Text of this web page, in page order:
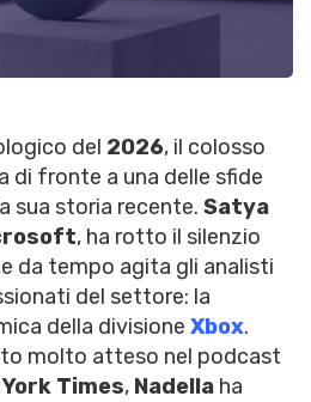
del 2026, il colosso
di fronte a una delle sfide
sua storia recente. Satya
, ha rotto il silenzio
da tempo agita gli analisti
del settore: la
della divisione Xbox.
molto atteso nel podcast
York Times, Nadella ha